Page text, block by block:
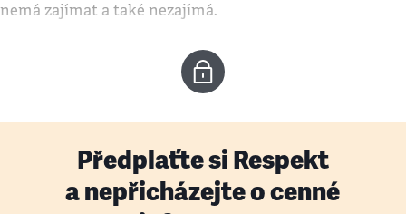
nemá zajímat a také nezajímá.
Předplaťte si Respekt
a nepřicházejte o cenné